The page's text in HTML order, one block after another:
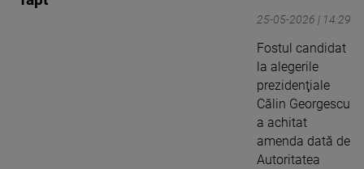
25-05-2026 | 14:29
Fostul candidat
la alegerile
prezidenţiale
Călin Georgescu
a achitat
amenda dată de
Autoritatea